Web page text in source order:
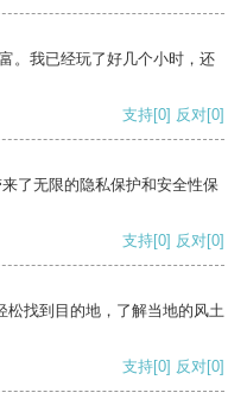
。我已经玩了好几个小时，还
支持[0] 反对[0]
了无限的隐私保护和安全性保
支持[0] 反对[0]
松找到目的地，了解当地的风土
支持[0] 反对[0]